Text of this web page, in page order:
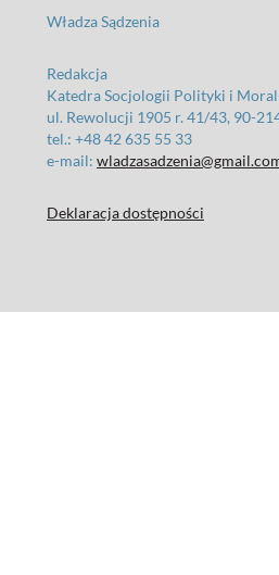
Władza Sądzenia
Redakcja
Katedra Socjologii Polityki i
ul. Rewolucji 1905 r. 41/43, 90-
tel.: +48 42 635 55 33
e-mail:
Deklaracja dostępności